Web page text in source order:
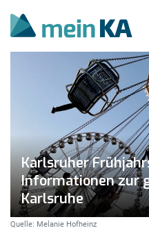
Karlsruher
Informationen zur
Karlsruhe
Quelle: Melanie Hofheinz